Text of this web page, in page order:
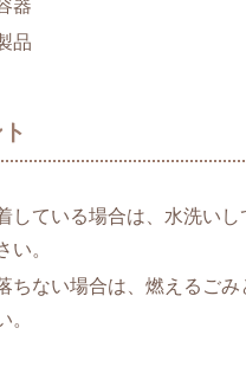
器
品
している場合は、水洗いし
い。
ちない場合は、燃えるごみ
。